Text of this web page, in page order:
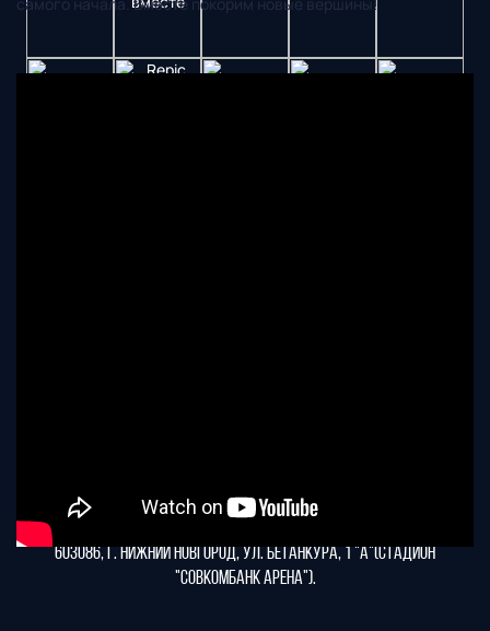
самого начала. Вместе покорим новые вершины!
603086, г. Нижний Новгород, ул. Бетанкура, 1 "А"(стадион
"СОВКОМБАНК АРЕНА").